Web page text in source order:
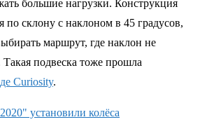
большие нагрузки. Конструкция
по склону с наклоном в 45 градусов,
маршрут, где наклон не
подвеска тоже прошла
Curiosity.